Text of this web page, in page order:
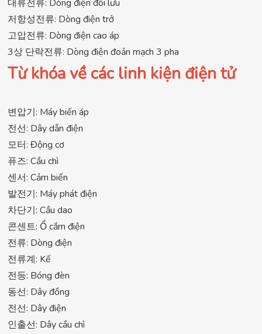
대류전류: Dòng điện đối lưu
저항성전류: Dòng điện trở
고압전류: Dòng điện cao áp
3상 단락전류: Dòng điện đoản mạch 3 pha
Từ khóa về các linh kiện điện tử
변압기: Máy biến áp
전선: Dây dẫn điện
모터: Động cơ
퓨즈: Cầu chì
센서: Cảm biến
발전기: Máy phát điện
차단기: Cầu dao
콘센트: Ổ cắm điện
전류: Dòng điện
전류계: Kế
전등: Bóng đèn
동선: Dây đồng
전선: Dây điện
인출선: Dây cầu chì